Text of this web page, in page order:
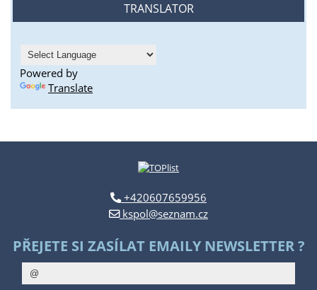
TRANSLATOR
Powered by
Translate
+420607659956
kspol@seznam.cz
PŘEJETE SI ZASÍLAT EMAILY NEWSLETTER ?